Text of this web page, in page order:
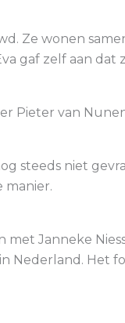
Ze wonen
gaf zelf aan dat
Pieter van
steeds niet
manier.
met Janneke
Het